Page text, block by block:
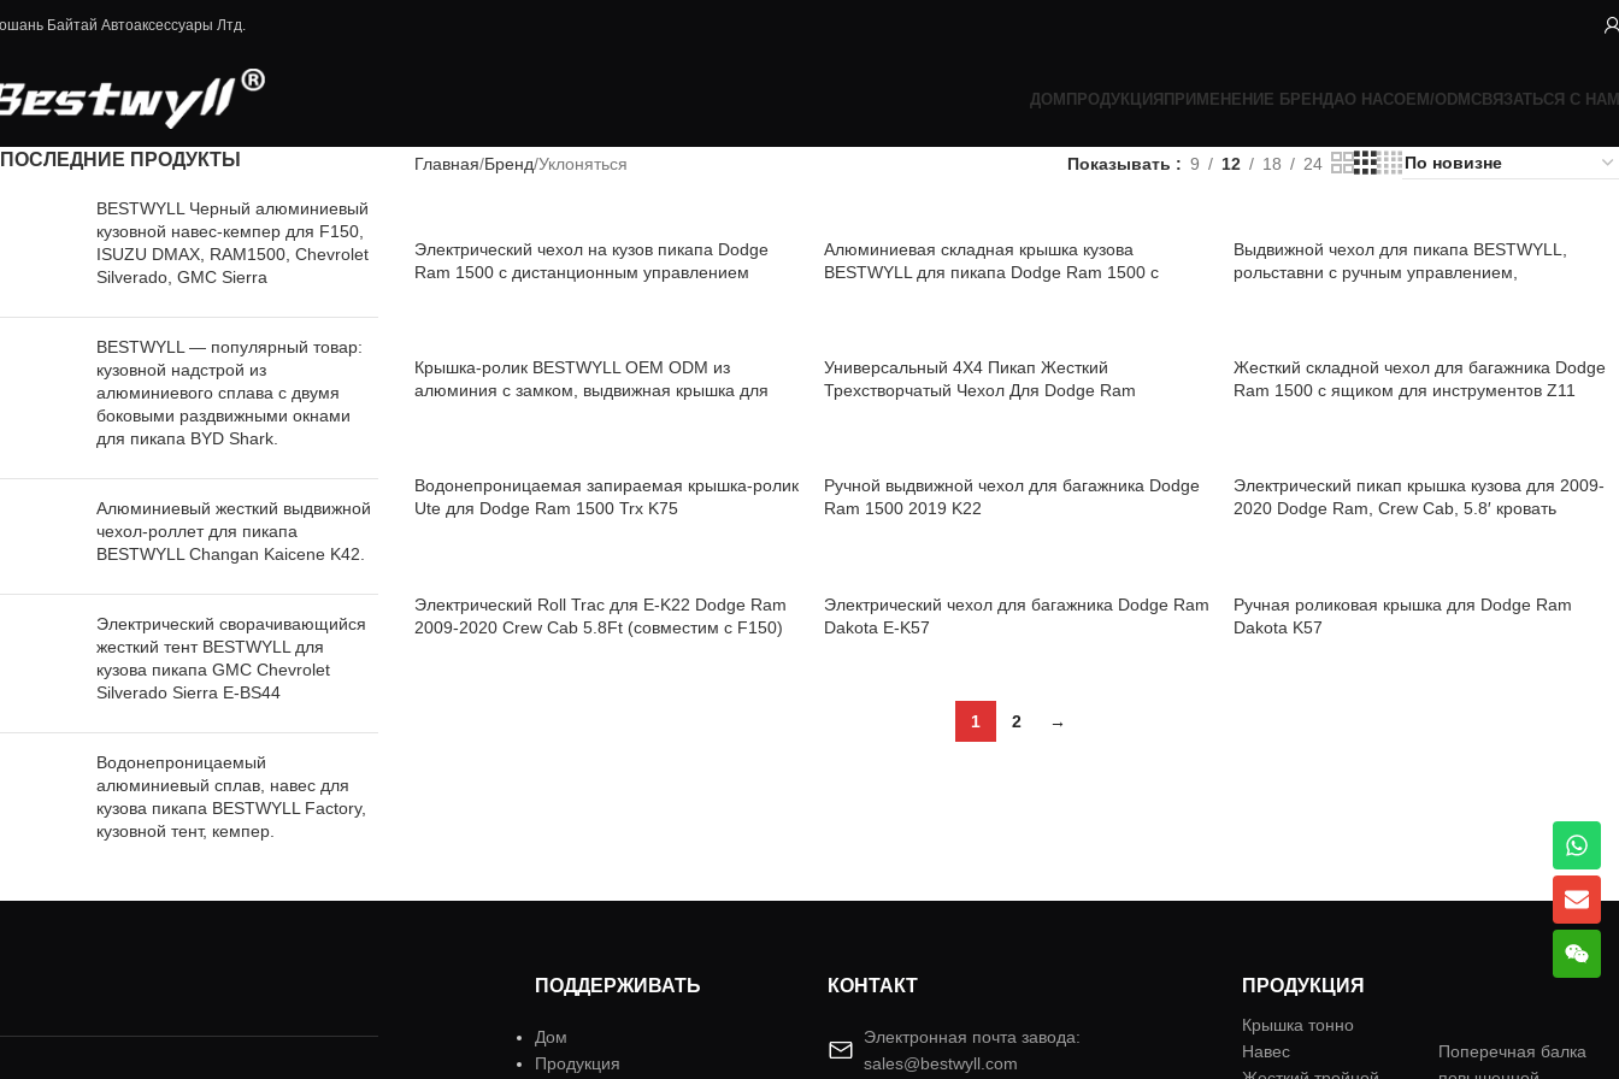
Байтай Автоаксессуары Лтд.
ДОМПРОДУКЦИЯПРИМЕНЕНИЕ БРЕНДАО НАСOEM/ODMСВЯЗАТЬСЯ С
ПОСЛЕДНИЕ ПРОДУКТЫ
BESTWYLL Черный алюминиевый
кузовной навес-кемпер для F150,
ISUZU DMAX, RAM1500, Chevrolet
Silverado, GMC Sierra
BESTWYLL — популярный товар:
кузовной надстрой из
алюминиевого сплава с двумя
боковыми раздвижными окнами
для пикапа BYD Shark.
Алюминиевый жесткий выдвижной
чехол-роллет для пикапа
BESTWYLL Changan Kaicene K42.
Электрический сворачивающийся
жесткий тент BESTWYLL для
кузова пикапа GMC Chevrolet
Silverado Sierra E-BS44
Водонепроницаемый
алюминиевый сплав, навес для
кузова пикапа BESTWYLL Factory,
кузовной тент, кемпер.
Главная Бренд Уклоняться Показывать 9 12 18 24
Электрический чехол на кузов пикапа Dodge
Ram 1500 с дистанционным управлением
Алюминиевая складная крышка кузова
BESTWYLL для пикапа Dodge Ram 1500 с
Выдвижной чехол для пикапа BESTWYLL,
рольставни с ручным управлением,
Крышка-ролик BESTWYLL OEM ODM из
алюминия с замком, выдвижная крышка для
Универсальный 4X4 Пикап Жесткий
Трехстворчатый Чехол Для Dodge Ram
Жесткий складной чехол для багажника Dodge
Ram 1500 с ящиком для инструментов Z11
Водонепроницаемая запираемая крышка-ролик
Ute для Dodge Ram 1500 Trx K75
Ручной выдвижной чехол для багажника Dodge
Ram 1500 2019 K22
Электрический пикап крышка кузова для 2009-
2020 Dodge Ram, Crew Cab, 5.8′ кровать
Электрический Roll Trac для E-K22 Dodge Ram
2009-2020 Crew Cab 5.8Ft (совместим с F150)
Электрический чехол для багажника Dodge Ram
Dakota E-K57
Ручная роликовая крышка для Dodge Ram
Dakota K57
1 2 →
ПОДДЕРЖИВАТЬ
Дом
Продукция
КОНТАКТ
Электронная почта завода:
sales@bestwyll.com
ПРОДУКЦИЯ
Крышка тонно
Навес
Поперечная балка